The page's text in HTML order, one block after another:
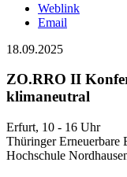
Weblink
Email
18.09.2025
ZO.RRO II
klimaneutral
Erfurt, 10 - 16 Uhr
Thüringer Erneuerbare
Hochschule